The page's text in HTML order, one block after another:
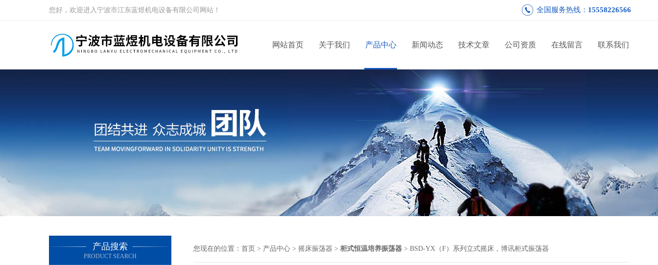
您好，欢迎进入宁波市江东蓝煜机电设备有限公司网站！ 全国服务热线： 15558226566
网站首页 关于我们 产品中心 新闻动态 技术文章 公司资质 在线留言 联系我们
产品搜索
PRODUCT SEARCH
您现在的位置： 首页 > 产品中心 > 摇床振荡器 > 柜式恒温培养振荡器 > BSD-YX（F）系列立式摇床，博讯柜式振荡器